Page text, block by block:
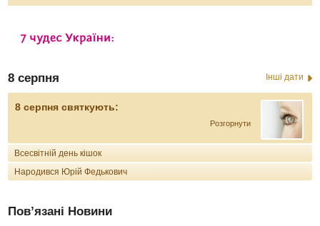
8 серпня Інші дати
8 серпня святкують:
Розгорнути
Всесвітній день кішок
Народився Юрій Федькович
Пов’язані Новини